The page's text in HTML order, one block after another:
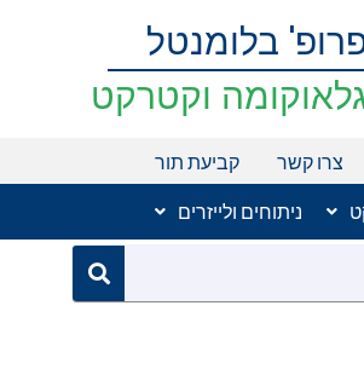
בלומנטל
וקטרקט
צרו קשר קביעת תור
ניתוחים ולייזרים